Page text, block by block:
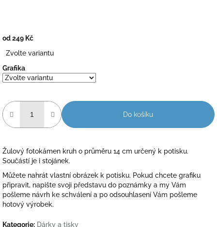
od249 Kč
cena:
Zvolte variantu
Grafika
Do košíku
Žulový fotokámen kruh o průměru 14 cm určený k potisku.
Součástí je i stojánek.
Můžete nahrát vlastní obrázek k potisku. Pokud chcete grafiku
připravit, napište svoji představu do poznámky a my Vám
pošleme návrh ke schválení a po odsouhlasení Vám pošleme
hotový výrobek.
Kategorie: Dárky a tisky